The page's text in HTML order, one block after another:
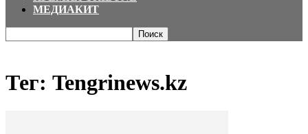
МЕДИАКИТ
Тег: Tengrinews.kz